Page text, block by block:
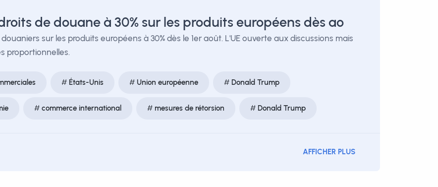
de douane à 30% sur les produits européens dès ao
sur les produits européens à 30% dès le 1er août. L'UE ouverte aux discussions mais
proportionnelles.
États-Unis Union européenne Donald Trump
commerce international mesures de rétorsion Donald Trump
AFFICHER PLUS